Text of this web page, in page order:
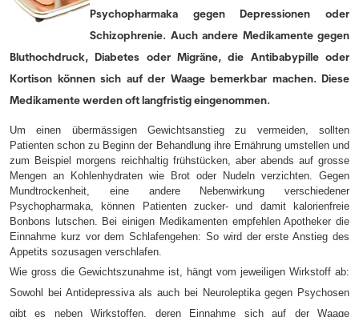
Psychopharmaka gegen Depressionen oder
Schizophrenie. Auch andere Medikamente gegen
Bluthochdruck, Diabetes oder Migräne, die Antibabypille oder
Kortison können sich auf der Waage bemerkbar machen. Diese
Medikamente werden oft langfristig eingenommen.
Um einen übermässigen Gewichtsanstieg zu vermeiden, sollten
Patienten schon zu Beginn der Behandlung ihre Ernährung umstellen und
zum Beispiel morgens reichhaltig frühstücken, aber abends auf grosse
Mengen an Kohlenhydraten wie Brot oder Nudeln verzichten. Gegen
Mundtrockenheit, eine andere Nebenwirkung verschiedener
Psychopharmaka, können Patienten zucker- und damit kalorienfreie
Bonbons lutschen. Bei einigen Medikamenten empfehlen Apotheker die
Einnahme kurz vor dem Schlafengehen: So wird der erste Anstieg des
Appetits sozusagen verschlafen.
Wie gross die Gewichtszunahme ist, hängt vom jeweiligen Wirkstoff ab:
Sowohl bei Antidepressiva als auch bei Neuroleptika gegen Psychosen
gibt es neben Wirkstoffen, deren Einnahme sich auf der Waage